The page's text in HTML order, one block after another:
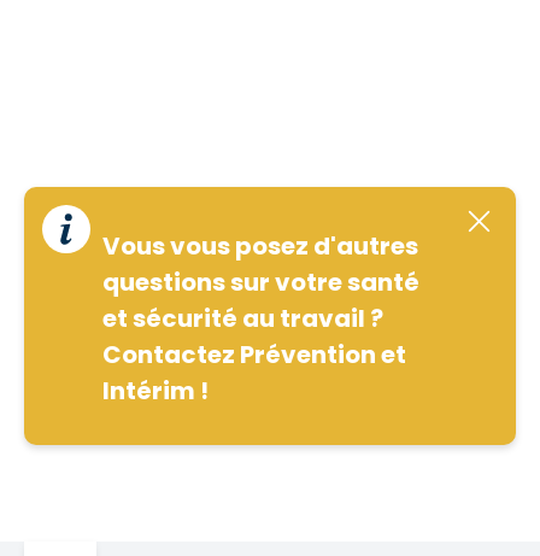
Vous vous posez d'autres
questions sur votre santé
et sécurité au travail ?
Contactez Prévention et
Intérim !